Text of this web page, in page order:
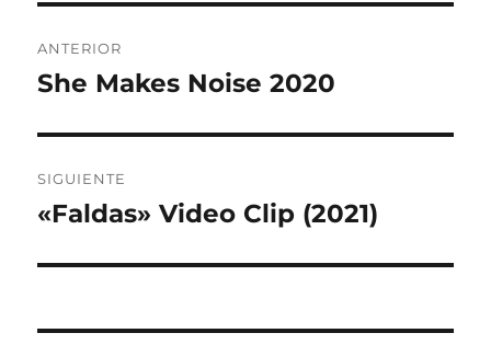
de
ANTERIOR
Entrada
She Makes Noise 2020
SIGUIENTE
Entrada
«Faldas» Video Clip (2021)